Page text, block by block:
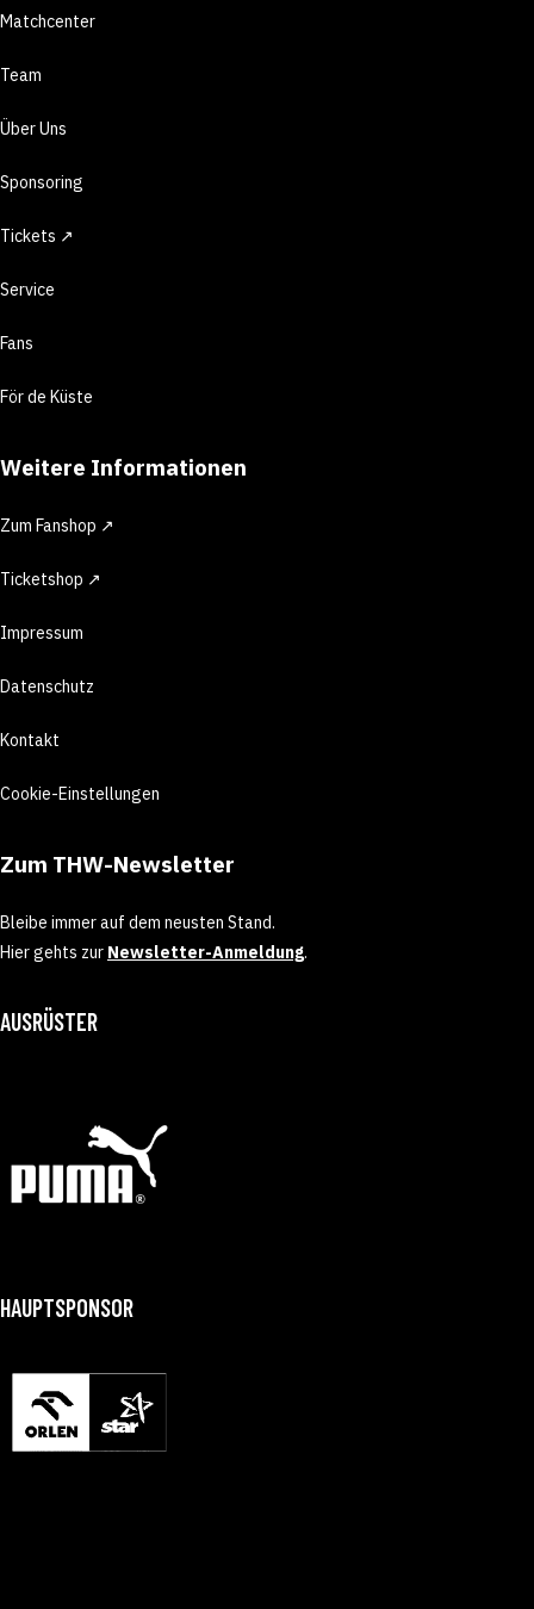
Matchcenter
Team
Über Uns
Sponsoring
Tickets ↗
Service
Fans
För de Küste
Weitere Informationen
Zum Fanshop ↗
Ticketshop ↗
Impressum
Datenschutz
Kontakt
Cookie-Einstellungen
Zum THW-Newsletter
Bleibe immer auf dem neusten Stand.
Hier gehts zur Newsletter-Anmeldung.
AUSRÜSTER
HAUPTSPONSOR